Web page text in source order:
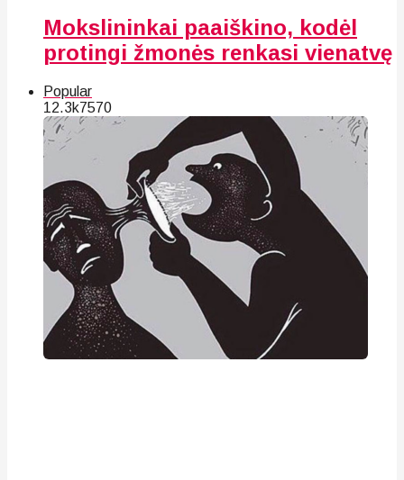
Mokslininkai paaiškino, kodėl
protingi žmonės renkasi vienatvę
Popular
12.3k7570